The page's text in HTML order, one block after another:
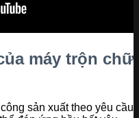
máy trộn chữ
sản xuất theo yêu cầu